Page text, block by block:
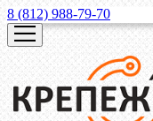
8 (812) 988-79-70